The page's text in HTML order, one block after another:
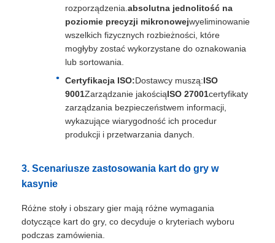
rozporządzenia. absolutna jednolitość na
poziomie precyzji mikronowejwyeliminowanie
wszelkich fizycznych rozbieżności, które
mogłyby zostać wykorzystane do oznakowania
lub sortowania.
Certyfikacja ISO:Dostawcy muszą:ISO
9001Zarządzanie jakościąISO 27001certyfikaty
zarządzania bezpieczeństwem informacji,
wykazujące wiarygodność ich procedur
produkcji i przetwarzania danych.
3. Scenariusze zastosowania kart do gry w
kasynie
Różne stoły i obszary gier mają różne wymagania
dotyczące kart do gry, co decyduje o kryteriach wyboru
podczas zamówienia.